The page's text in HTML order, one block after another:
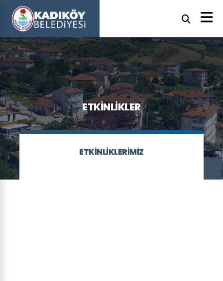
ETKİNLİKLER
ETKİNLİKLERİMİZ